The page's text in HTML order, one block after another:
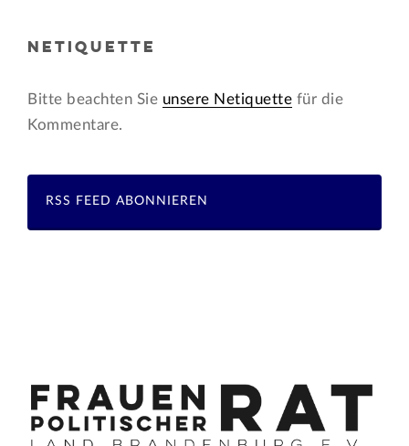
NETIQUETTE
Bitte beachten Sie unsere Netiquette für die
Kommentare.
RSS FEED ABONNIEREN